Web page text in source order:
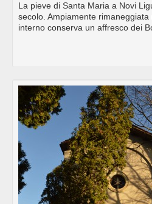
La pieve di Santa Maria a Novi
secolo. Ampiamente
interno conserva un affresco dei